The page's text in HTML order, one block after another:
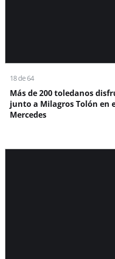
18 de 64
Más de 200 toledanos
junto a Milagros Tolón en
Mercedes